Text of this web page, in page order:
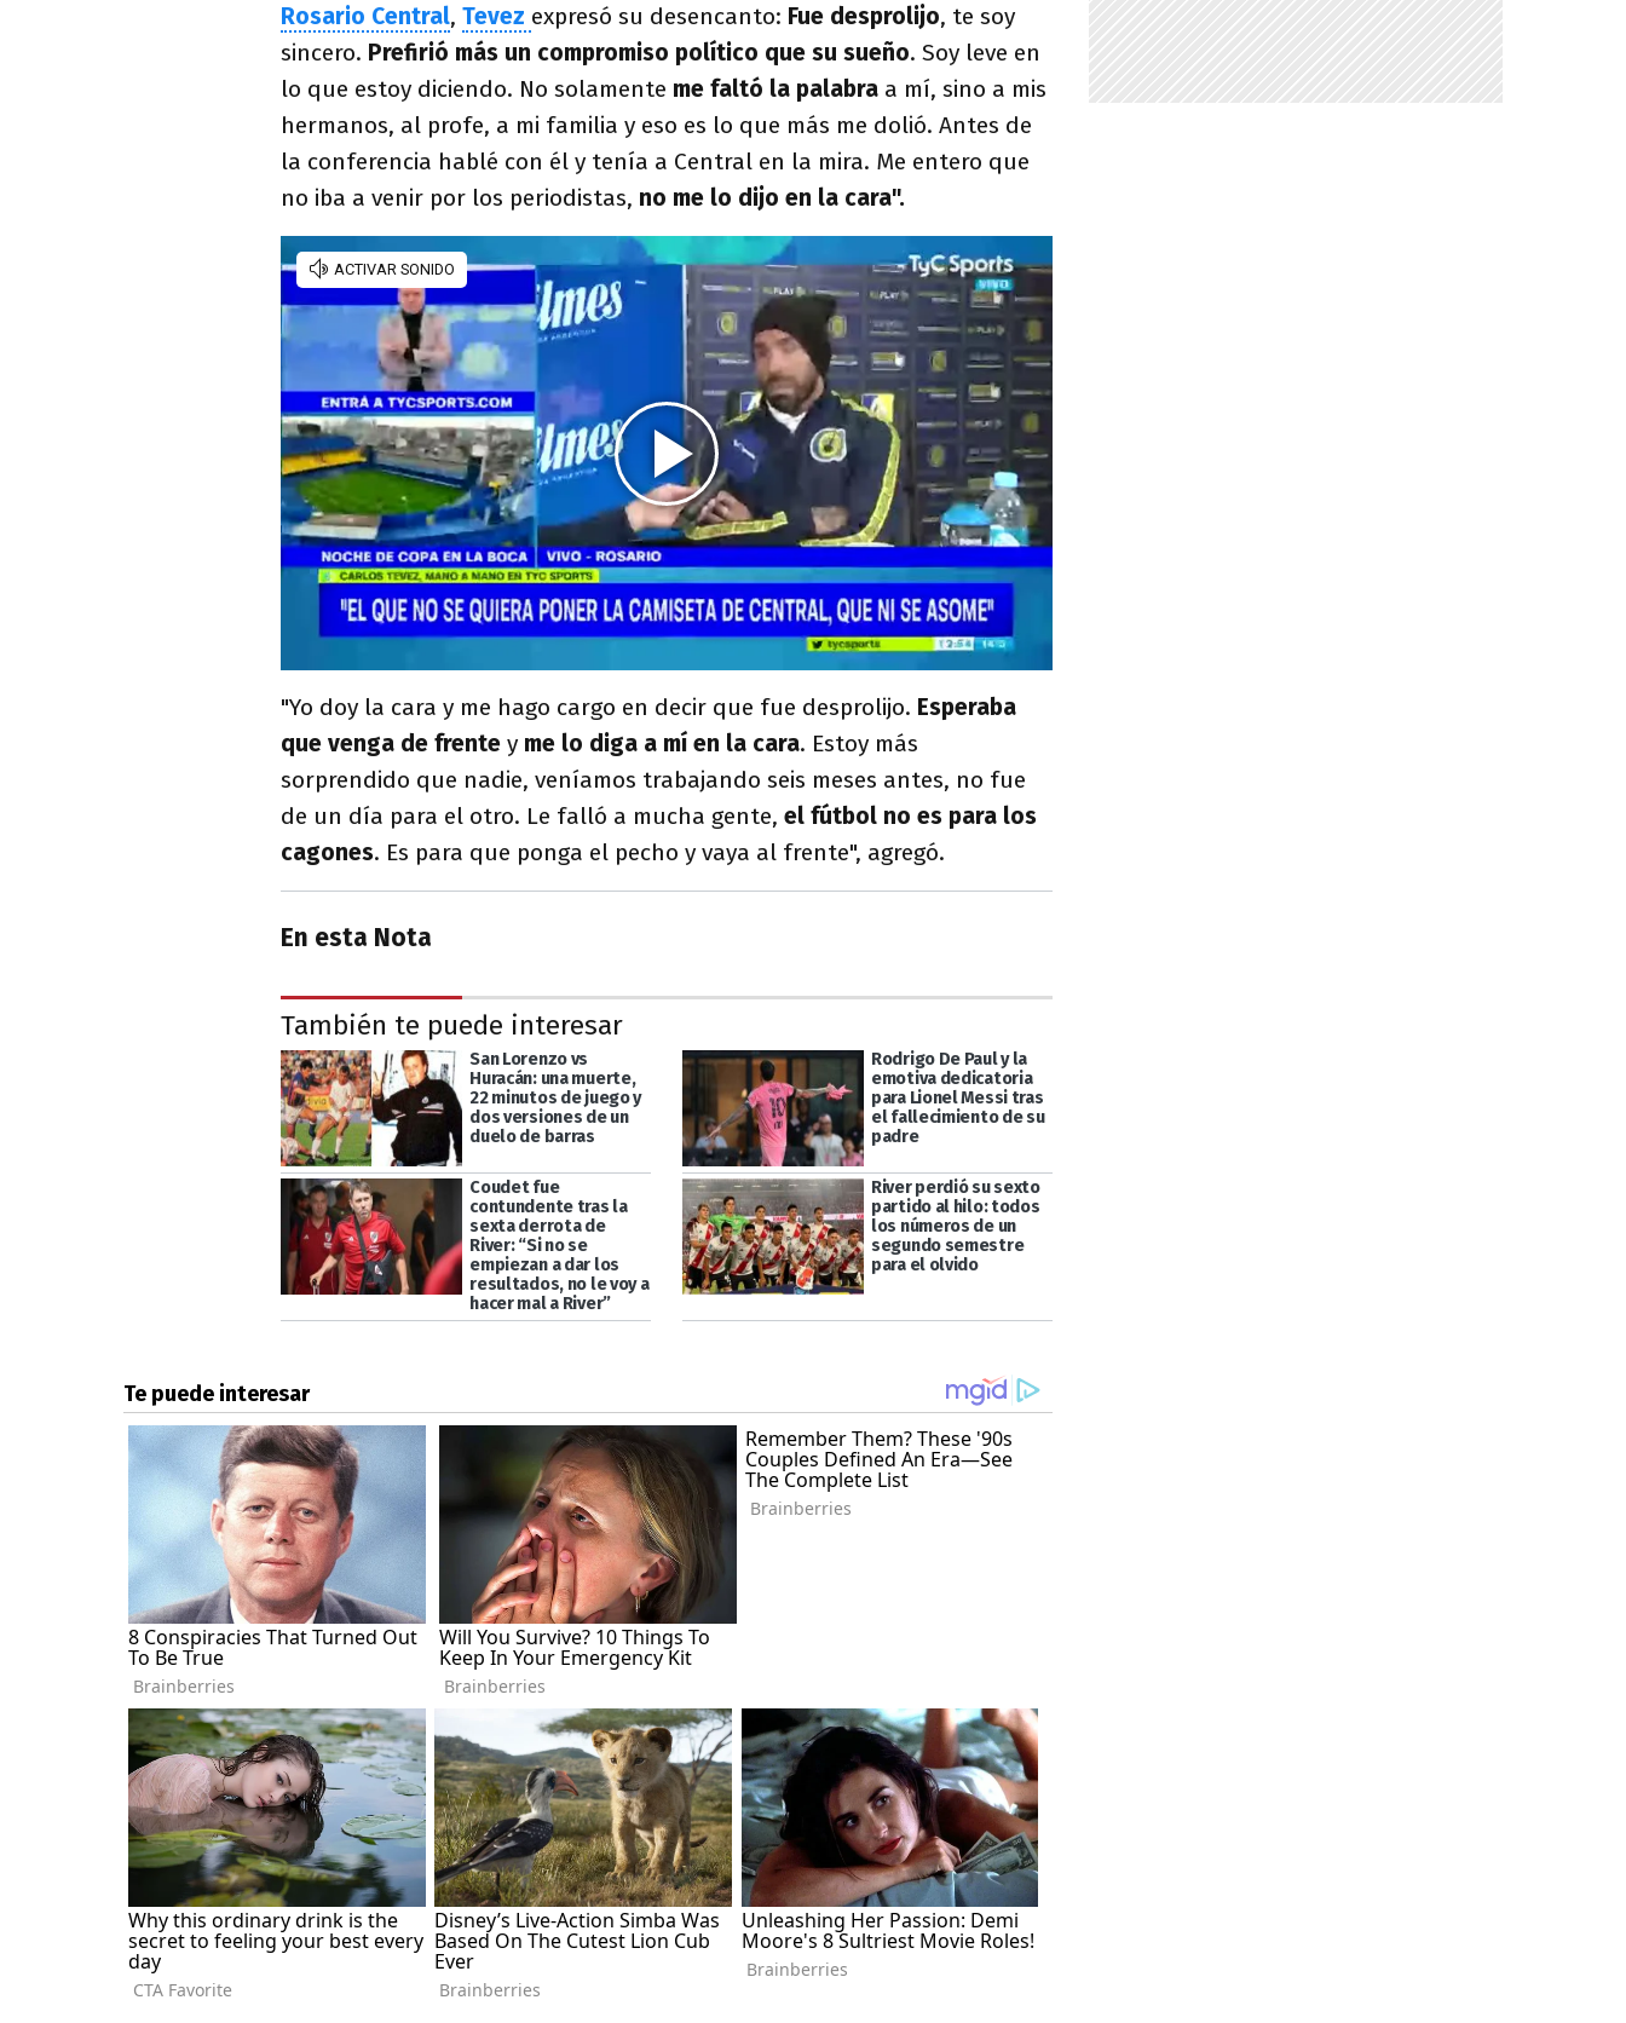
Rosario Central, Tevez expresó su desencanto: Fue desprolijo, te soy
sincero. Prefirió más un compromiso político que su sueño. Soy leve en
lo que estoy diciendo. No solamente me faltó la palabra a mí, sino a mis
hermanos, al profe, a mi familia y eso es lo que más me dolió. Antes de
la conferencia hablé con él y tenía a Central en la mira. Me entero que
no iba a venir por los periodistas, no me lo dijo en la cara".
"Yo doy la cara y me hago cargo en decir que fue desprolijo. Esperaba
que venga de frente y me lo diga a mí en la cara. Estoy más
sorprendido que nadie, veníamos trabajando seis meses antes, no fue
de un día para el otro. Le falló a mucha gente, el fútbol no es para los
cagones. Es para que ponga el pecho y vaya al frente", agregó.
En esta Nota
También te puede interesar
San Lorenzo vs
Huracán: una muerte,
22 minutos de juego y
dos versiones de un
duelo de barras
Rodrigo De Paul y la
emotiva dedicatoria
para Lionel Messi tras
el fallecimiento de su
padre
Coudet fue
contundente tras la
sexta derrota de
River: “Si no se
empiezan a dar los
resultados, no le voy a
hacer mal a River”
River perdió su sexto
partido al hilo: todos
los números de un
segundo semestre
para el olvido